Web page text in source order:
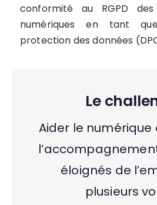
conformité au RGPD
numériques en tant
protection des données
Le
Aider le
éloignés de
plusieurs